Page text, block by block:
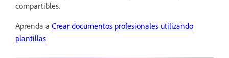
compartibles.
Aprenda a Crear documentos profesionales utilizando
plantillas